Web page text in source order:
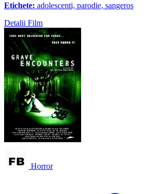
Etichete: adolescenti, parodie, sangeros
Detalii Film
Horror